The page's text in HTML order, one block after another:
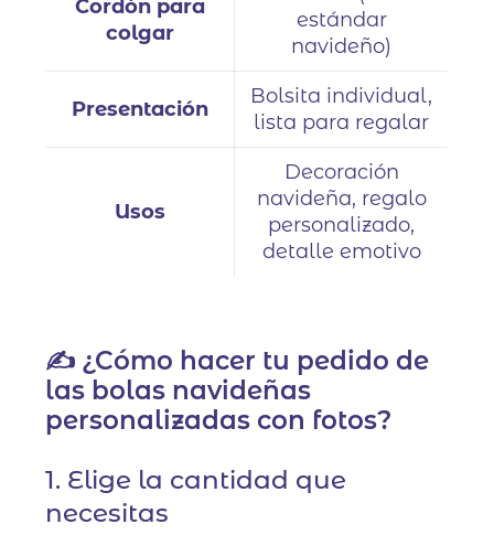
Cordón para
colgar
estándar
navideño)
Presentación
Bolsita individual,
lista para regalar
Usos
Decoración
navideña, regalo
personalizado,
detalle emotivo
✍️ ¿Cómo hacer tu pedido de
las bolas navideñas
personalizadas con fotos?
1. Elige la cantidad que
necesitas